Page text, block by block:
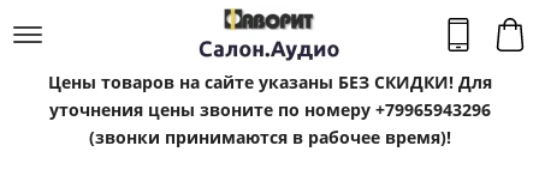
Цены товаров на сайте указаны БЕЗ СКИДКИ! Для
уточнения цены звоните по номеру +79965943296
(звонки принимаются в рабочее время)!